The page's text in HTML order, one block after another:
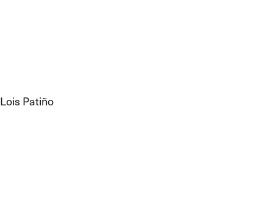
Lois Patiño